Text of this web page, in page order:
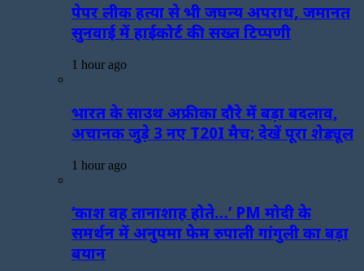
पेपर लीक हत्या से भी जघन्य अपराध, जमानत
सुनवाई में हाईकोर्ट की सख्त टिप्पणी
1 hour ago
भारत के साउथ अफ्रीका दौरे में बड़ा बदलाव,
अचानक जुड़े 3 नए T20I मैच; देखें पूरा शेड्यूल
1 hour ago
‘काश वह तानाशाह होते…’ PM मोदी के
समर्थन में अनुपमा फेम रुपाली गांगुली का बड़ा
बयान